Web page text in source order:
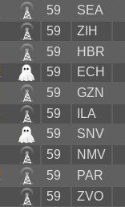
59 SEA
59 ZIH
59 HBR
59 ECH
59 GZN
59 ILA
59 SNV
59 NMV
59 PAR
59 ZVO